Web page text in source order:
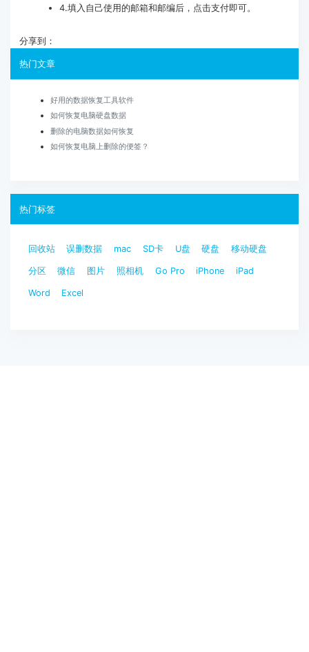
4.填入自己使用的邮箱和邮编后，点击支付即可。
分享到：
热门文章
好用的数据恢复工具软件
如何恢复电脑硬盘数据
删除的电脑数据如何恢复
如何恢复电脑上删除的便签？
热门标签
回收站 误删数据 mac SD卡 U盘 硬盘 移动硬盘
分区 微信 图片 照相机 Go Pro iPhone iPad
Word Excel